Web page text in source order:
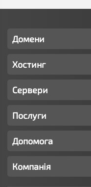
Домени
Хостинг
Сервери
Послуги
Допомога
Компанія